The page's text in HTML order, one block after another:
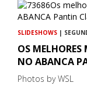
SLIDESHOWS |
OS
NO ABANCA
Photos by WSL